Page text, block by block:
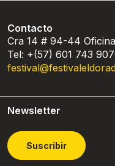
Contacto
Cra 14 # 94-44
Tel: +(57) 601 743
Newsletter
Suscribir